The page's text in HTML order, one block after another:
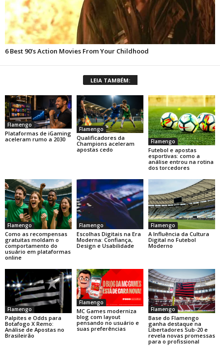
LEIA TAMBÉM:
Flamengo
Plataformas de iGaming
aceleram rumo a 2030
Flamengo
Qualificadores da
Champions aceleram
apostas cedo
Flamengo
Futebol e apostas
esportivas: como a
análise entrou na rotina
dos torcedores
Flamengo
Como as recompensas
gratuitas moldam o
comportamento do
usuário em plataformas
online
Flamengo
Escolhas Digitais na Era
Moderna: Confiança,
Design e Usabilidade
Flamengo
A Influência da Cultura
Digital no Futebol
Moderno
Flamengo
Palpites e Odds para
Botafogo X Remo:
Análise de Apostas no
Brasileirão
Flamengo
MC Games moderniza
blog com layout
pensando no usuário e
suas preferências
Flamengo
Base do Flamengo
ganha destaque na
Libertadores Sub-20 e
revela novas promessas
para o profissional